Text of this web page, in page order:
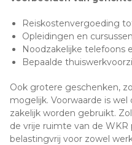
Reiskostenvergoeding
Opleidingen en
Noodzakelijke telefoons
Bepaalde
Ook grotere geschenken,
mogelijk. Voorwaarde is
zakelijk worden gebruikt.
de vrije ruimte van de WKR
belastingvrij voor zowel